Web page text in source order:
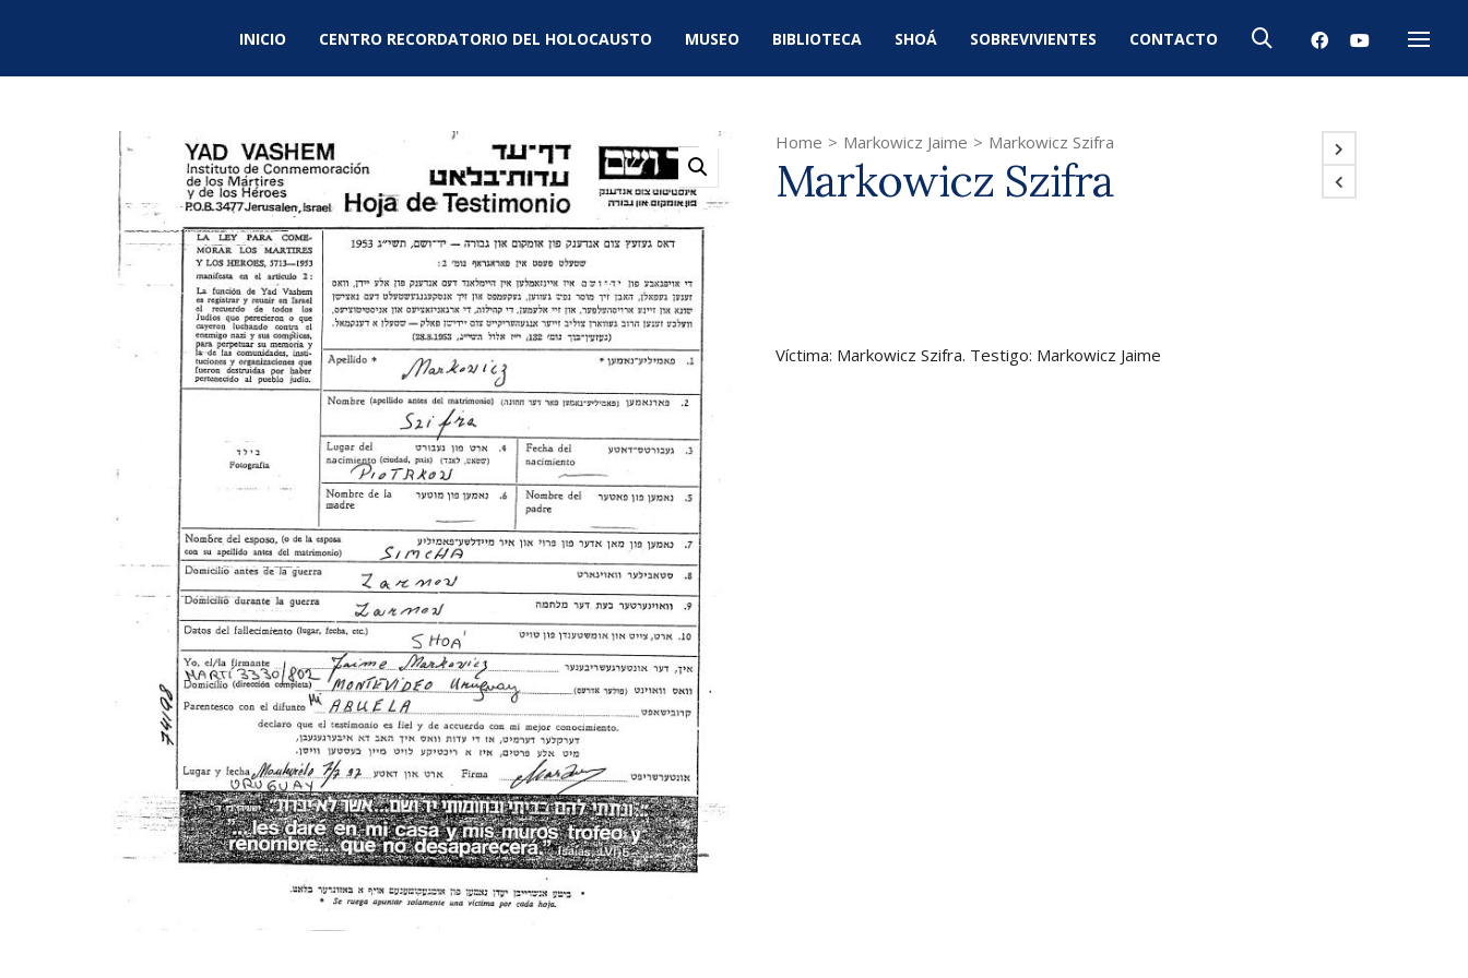
INICIO CENTRO RECORDATORIO DEL HOLOCAUSTO MUSEO BIBLIOTECA SHOÁ SOBREVIVIENTES CONTACTO
Menú
Home > Markowicz Jaime > Markowicz Szifra
Markowicz Szifra
Víctima: Markowicz Szifra. Testigo: Markowicz Jaime